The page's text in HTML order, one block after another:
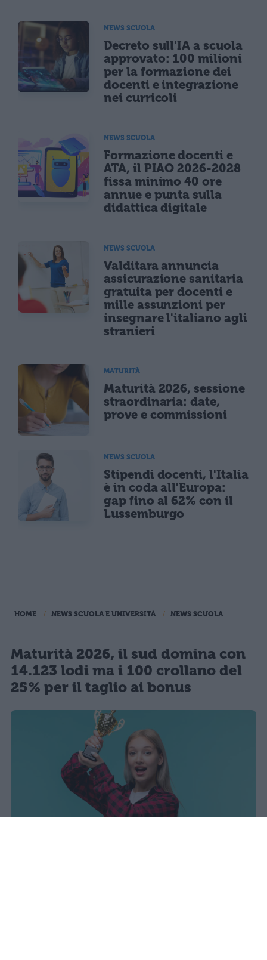
NEWS SCUOLA
Decreto sull'IA a scuola
approvato: 100 milioni
per la formazione dei
docenti e integrazione
nei curricoli
NEWS SCUOLA
Formazione docenti e
ATA, il PIAO 2026-2028
fissa minimo 40 ore
annue e punta sulla
didattica digitale
NEWS SCUOLA
Valditara annuncia
assicurazione sanitaria
gratuita per docenti e
mille assunzioni per
insegnare l'italiano agli
stranieri
MATURITÀ
Maturità 2026, sessione
straordinaria: date,
prove e commissioni
NEWS SCUOLA
Stipendi docenti, l'Italia
è in coda all'Europa:
gap fino al 62% con il
Lussemburgo
HOME NEWS SCUOLA E UNIVERSITÀ NEWS SCUOLA
Maturità 2026, il sud domina con
14.123 lodi ma i 100 crollano del
25% per il taglio ai bonus